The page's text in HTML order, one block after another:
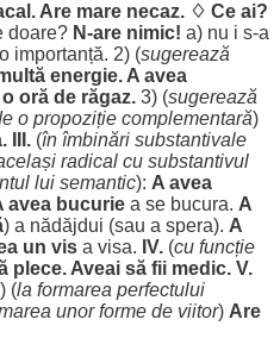
. Are mare necaz. ♢ Ce ai?
doare? N-are nimic! a) nu i s-a
importanță. 2) (sugerează
energie. A avea
o orăde răgaz.3) (sugerează
o propoziție complementară)
. III.(în îmbinări substantivale
radicalcu substantivul
lui semantic): A avea
avea bucurie a se bucura. A
) a nădăjdui (sau a spera). A
un visa visa. IV.(cu funcție
plece. Aveaisă fii medic. V.
(la formarea perfectului
unorformede viitor) Are